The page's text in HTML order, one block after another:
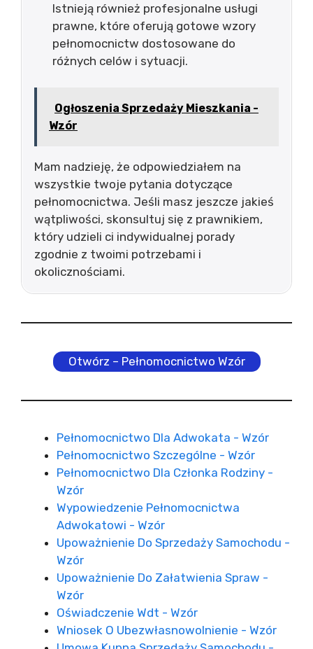
Istnieją również profesjonalne usługi
prawne, które oferują gotowe wzory
pełnomocnictw dostosowane do
różnych celów i sytuacji.
Ogłoszenia Sprzedaży Mieszkania -
Wzór
Mam nadzieję, że odpowiedziałem na
wszystkie twoje pytania dotyczące
pełnomocnictwa. Jeśli masz jeszcze jakieś
wątpliwości, skonsultuj się z prawnikiem,
który udzieli ci indywidualnej porady
zgodnie z twoimi potrzebami i
okolicznościami.
Otwórz – Pełnomocnictwo Wzór
Pełnomocnictwo Dla Adwokata - Wzór
Pełnomocnictwo Szczególne - Wzór
Pełnomocnictwo Dla Członka Rodziny -
Wzór
Wypowiedzenie Pełnomocnictwa
Adwokatowi - Wzór
Upoważnienie Do Sprzedaży Samochodu -
Wzór
Upoważnienie Do Załatwienia Spraw -
Wzór
Oświadczenie Wdt - Wzór
Wniosek O Ubezwłasnowolnienie - Wzór